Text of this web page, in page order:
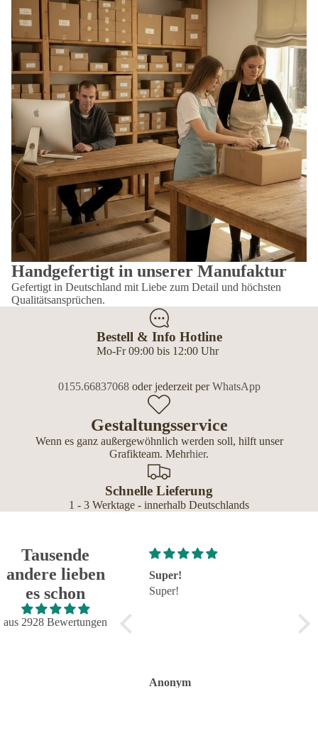
Handgefertigt in unserer Manufaktur
Gefertigt in Deutschland mit Liebe zum Detail und höchsten
Qualitätsansprüchen.
Bestell & Info Hotline
Mo-Fr 09:00 bis 12:00 Uhr
0155.66837068oder jederzeit perWhatsApp
Gestaltungsservice
Wenn es ganz außergewöhnlich werden soll, hilft unser
Grafikteam. Mehrhier.
Schnelle Lieferung
1 - 3 Werktage - innerhalb Deutschlands
Tausende
andere lieben
es schon
aus 2928 Bewertungen
Super!
Super!
Großartig - hat wie immer
alles reibungslos und
Anonym